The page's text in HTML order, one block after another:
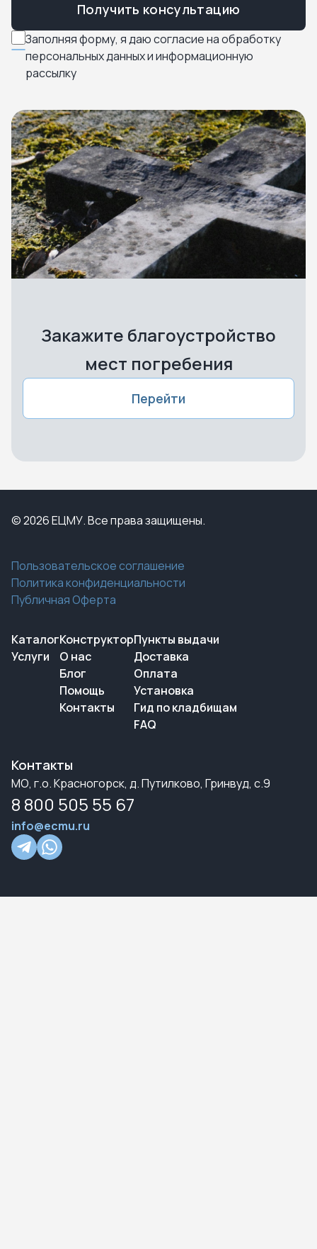
Заполняя форму, я даю согласие на обработку
персональных данных и информационную
рассылку
Получить консультацию
Закажите благоустройство
мест погребения
Перейти
© 2026 ЕЦМУ. Все права защищены.
Пользовательское соглашение
Политика конфиденциальности
Публичная Оферта
Каталог
Услуги
Конструктор
О нас
Блог
Помощь
Контакты
Пункты выдачи
Доставка
Оплата
Установка
Гид по кладбищам
FAQ
Контакты
МО, г.о. Красногорск, д. Путилково, Гринвуд, с.9
8 800 505 55 67
info@ecmu.ru